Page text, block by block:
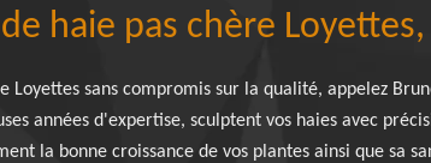
haie pas chère
Loyettes sans compromis sur la qualité, appelez
années d'expertise, sculptent vos haies avec
la bonne croissance de vos plantes ainsi que sa